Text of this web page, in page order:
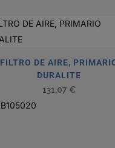
FILTRO DE AIRE,
DURALITE
131,07 €
B105020